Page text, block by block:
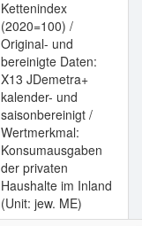
Kettenindex
(2020=100) /
Original- und
bereinigte Daten:
X13 JDemetra+
kalender- und
saisonbereinigt /
Wertmerkmal:
Konsumausgaben
der privaten
Haushalte im Inland
(Unit: jew. ME)